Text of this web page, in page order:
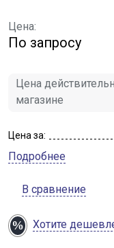
Цена:
По запросу
Цена
магазине
Цена за:
Подробнее
В сравнение
Хотите